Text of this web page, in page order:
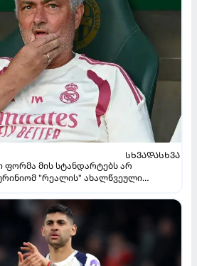
ᲡᲮᲕᲐᲓᲐᲡᲮᲕᲐ
ფორმა მის სტანდარტებს არ
"რეალის" ახალწვეული